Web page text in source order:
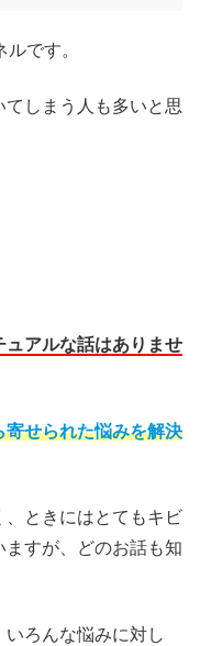
です。
てしまう人も多いと思
ュアルな話はありませ
せられた悩みを解決
ときにはとてもキビ
すが、どのお話も知
ろんな悩みに対し